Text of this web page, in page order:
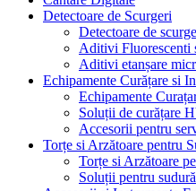
Detectoare de Scurgeri
Detectoare de
Aditivi Fluorescenti
Aditivi etanșare
Echipamente Curățare si
Echipamente
Soluții de curățare
Accesorii pentru
Torțe si Arzătoare pentru
Torțe si Arzătoare
Soluții pentru sudură